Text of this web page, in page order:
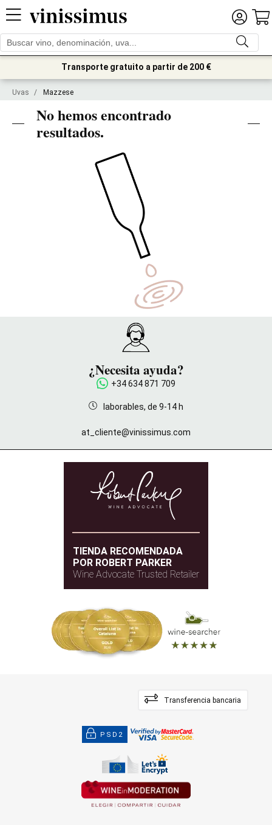
Transporte gratuito a partir de 200 €
Uvas / Mazzese
No hemos encontrado
resultados.
¿Necesita ayuda?
+34 634 871 709
laborables, de 9-14 h
at_cliente@vinissimus.com
TIENDA RECOMENDADA
POR ROBERT PARKER
Wine Advocate Trusted Retailer
Transferencia bancaria
PSD2